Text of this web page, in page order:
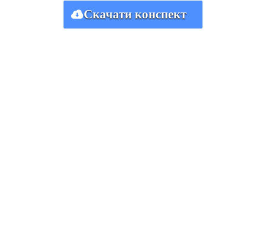
Скачати конспект